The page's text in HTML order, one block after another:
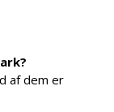
af dem er